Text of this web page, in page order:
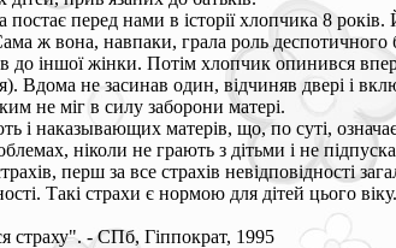
перед нами в історії хлопчика 8
ж вона, навпаки, грала роль деспотичного
до іншої жінки. Потім хлопчик опинився
не засинав один, відчиняв двері і
не міг в силу заборони матері.
наказывающих матерів, що, по суті,
ніколи не грають з дітьми і не
перш за все страхів невідповідності
Такі страхи є нормою для дітей цього віку.
страху". - СПб, Гіппократ, 1995